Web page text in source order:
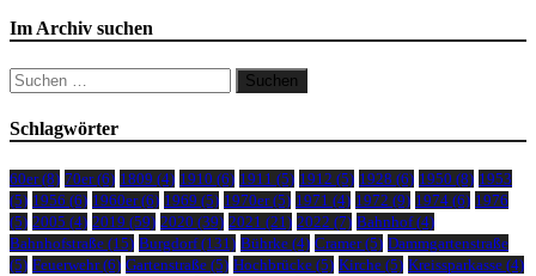
Im Archiv suchen
Suchen
nach:
Schlagwörter
60er(8) 70er(6) 1809 (4) 1910 (6) 1911 (5) 1912 (5) 1928 (6) 1950 (8) 1953
(5) 1956 (6) 1960er(6) 1969 (5) 1970er(5) 1971 (4) 1972 (9) 1974 (6) 1976
(5) 2005 (4) 2019 (59) 2020 (39) 2021 (21) 2022 (7) Bahnhof(4)
Bahnhofstraße (15) Burgdorf(131) Bührke (4) Cramer(5) Dammgartenstraße
(5) Feuerwehr(6) Gartenstraße (5) Hochbrücke (5) Kirche (5) Kreissparkasse (4)